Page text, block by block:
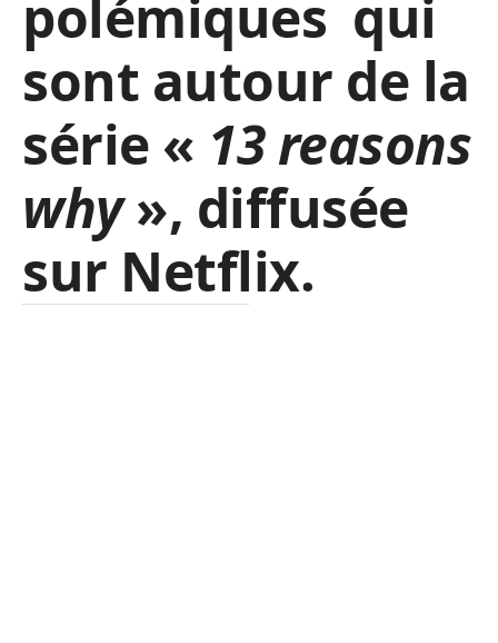
polémiques qui
sont autour de la
série « 13 reasons
why», diffusée
sur Netflix.